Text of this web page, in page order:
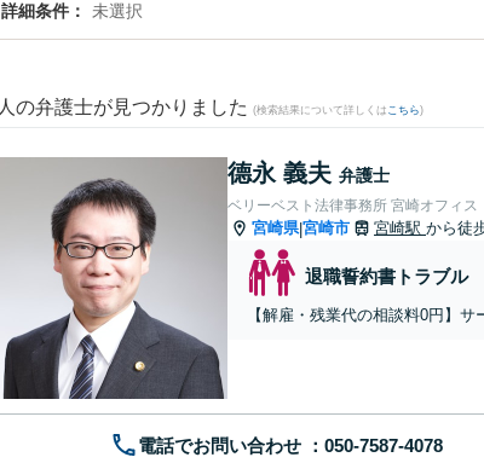
詳細条件 未選択
人の弁護士が見つかりました (検索結果について詳しくは こちら)
德永 義夫 弁護士
ベリーベスト法律事務所 宮崎オフィス
宮崎県|宮崎市 宮崎駅 から徒
退職誓約書トラブル
【解雇・残業代の相談料0円】
電話でお問い合わせ